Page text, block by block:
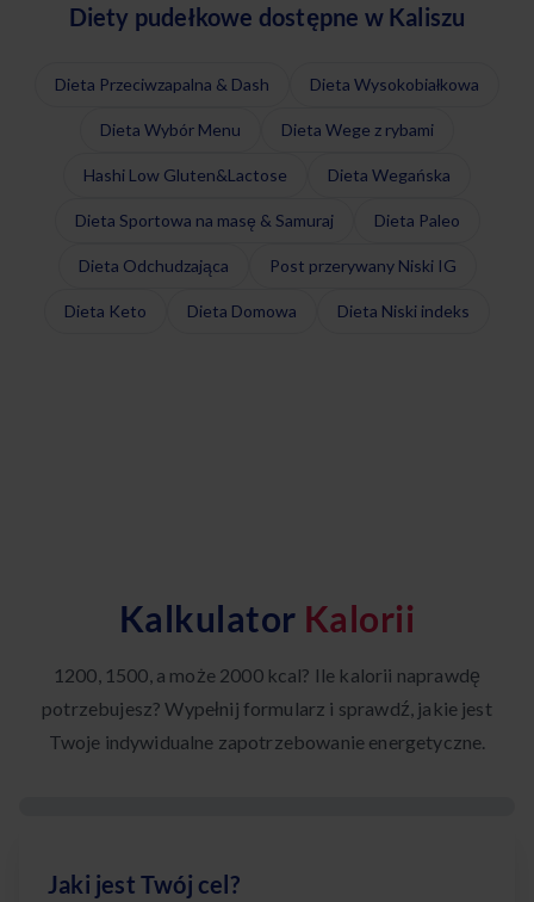
Diety pudełkowe dostępne w Kaliszu
Dieta Przeciwzapalna & Dash Dieta Wysokobiałkowa
Dieta Wybór Menu Dieta Wege z rybami
Hashi Low Gluten&Lactose Dieta Wegańska
Dieta Sportowa na masę & Samuraj Dieta Paleo
Dieta Odchudzająca Post przerywany Niski IG
Dieta Keto Dieta Domowa Dieta Niski indeks
Kalkulator Kalorii
1200, 1500, a może 2000 kcal? Ile kalorii naprawdę
potrzebujesz? Wypełnij formularz i sprawdź, jakie jest
Twoje indywidualne zapotrzebowanie energetyczne.
Jaki jest Twój cel?